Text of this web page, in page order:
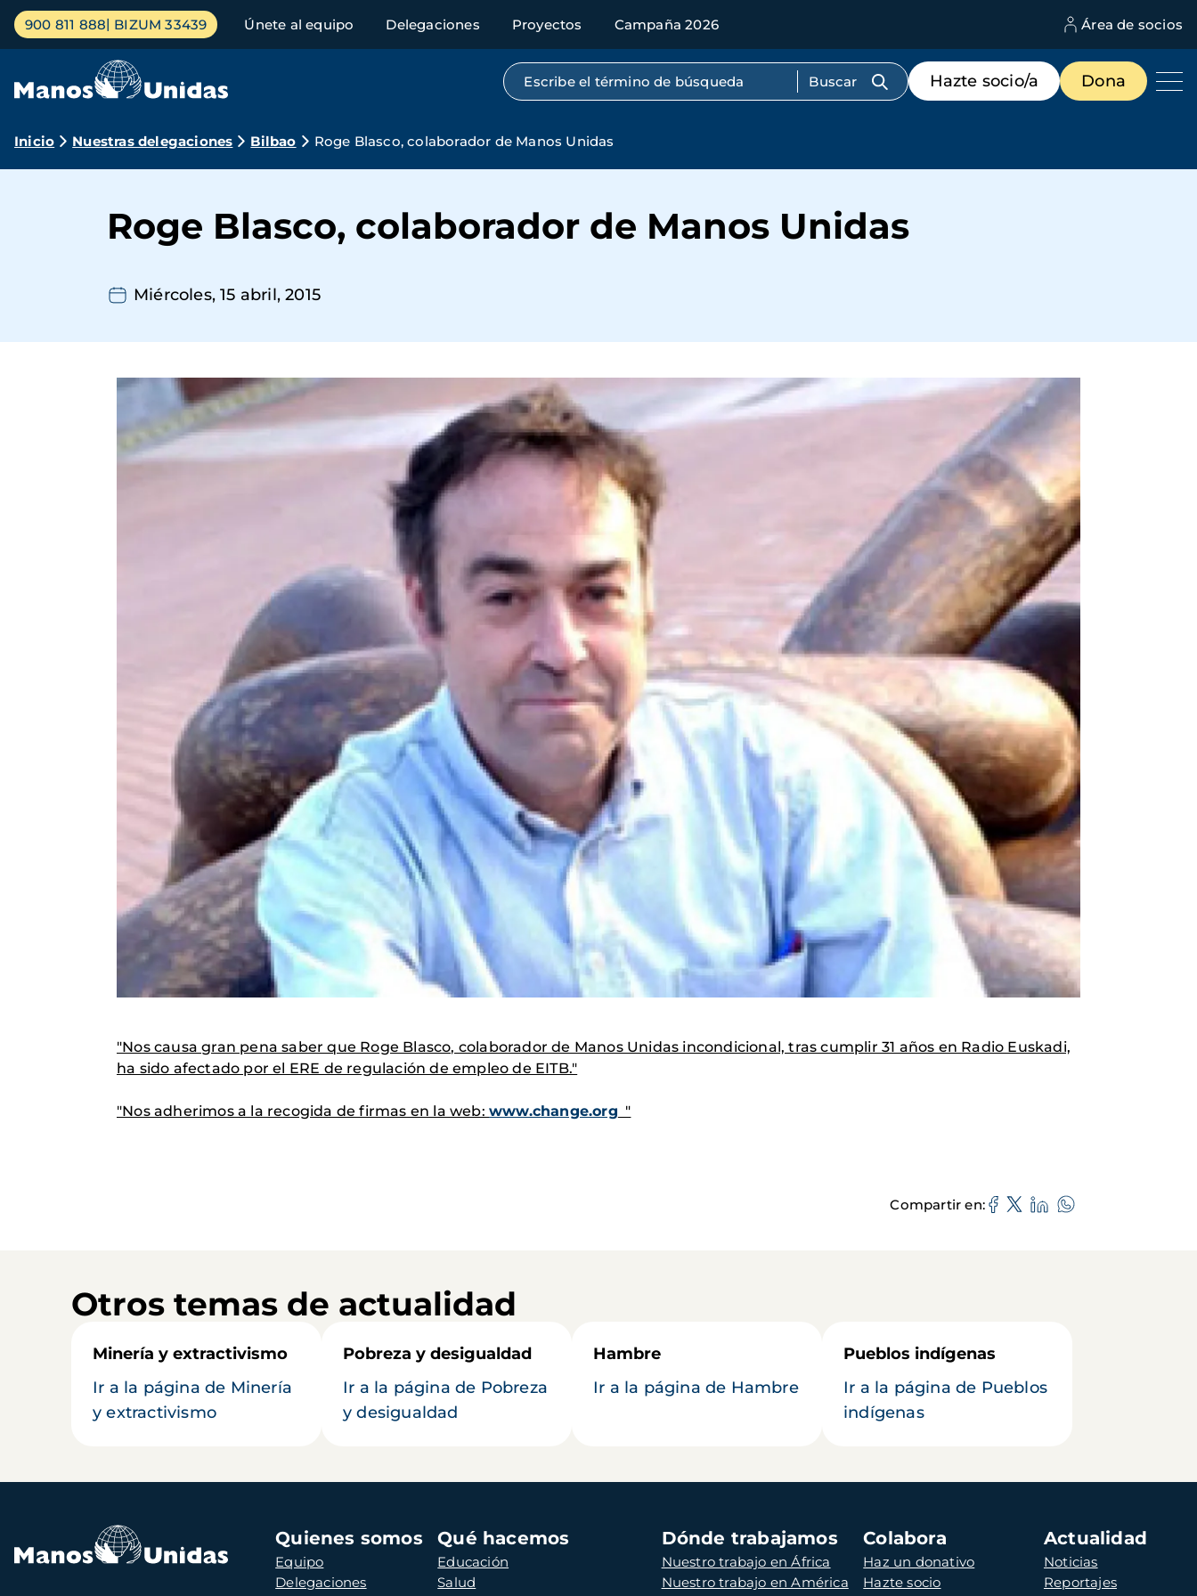
Pasar
contenido
Menú
principal
900 811 888 BIZUM 33439 Únete al equipo Delegaciones Proyectos Campaña 2026 Área de socios
Búsqueda por texto completo
Menú
de
destacados
Hazte socio/a Dona
Ruta
navegación
Inicio Nuestras delegaciones Bilbao Roge Blasco, colaborador de Manos Unidas
Roge Blasco, colaborador de Manos Unidas
Miércoles, 15 abril, 2015
"Nos causa gran pena saber que Roge Blasco, colaborador de Manos Unidas incondicional, tras cumplir 31 años en Radio Euskadi,
ha sido afectado por el ERE de regulación de empleo de EITB."
"Nos adherimos a la recogida de firmas en la web: www.change.org "
Compartir en
Otros temas de actualidad
Minería y extractivismo
Ir a la página de Minería
y extractivismo
Pobreza y desigualdad
Ir a la página de Pobreza
y desigualdad
Hambre
Ir a la página de Hambre
Pueblos indígenas
Ir a la página de Pueblos
indígenas
Navegación
principal
Quienes somos
Equipo
Delegaciones
Qué hacemos
Educación
Salud
Dónde trabajamos
Nuestro trabajo en África
Nuestro trabajo en América
Colabora
Haz un donativo
Hazte socio
Actualidad
Noticias
Reportajes